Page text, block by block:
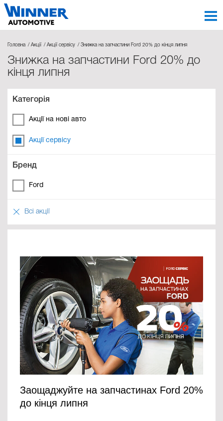
Головна Акції Акції сервісу Знижка на запчастини Ford 20% до кінця липня
Знижка на запчастини Ford 20% до
кінця липня
Категорія
Акції на нові авто
Акції сервісу
Бренд
Ford
Всі акції
Заощаджуйте на запчастинах Ford 20%
до кінця липня